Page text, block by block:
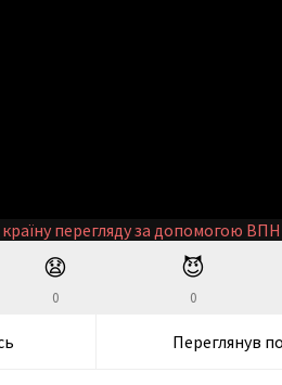
перегляду за допомогою
😧
0
😈
0
Переглянув